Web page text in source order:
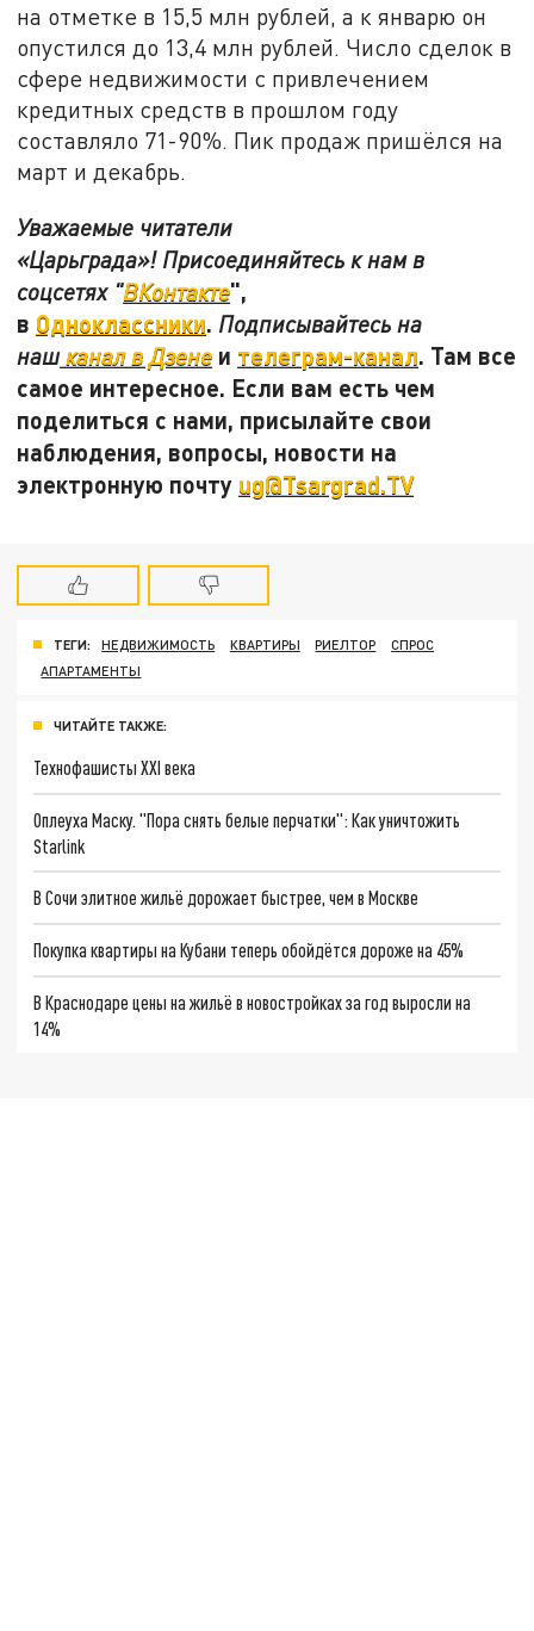
на отметке в 15,5 млн рублей, а к январю он
опустился до 13,4 млн рублей. Число сделок в
сфере недвижимости с привлечением
кредитных средств в прошлом году
составляло 71-90%. Пик продаж пришёлся на
март и декабрь.
Уважаемые читатели
«Царьграда»! Присоединяйтесь к нам в
соцсетях "ВКонтакте",
в Одноклассники. Подписывайтесь на
наш канал в Дзене и телеграм-канал. Там все
самое интересное. Если вам есть чем
поделиться с нами, присылайте свои
наблюдения, вопросы, новости на
электронную почту ug@Tsargrad.TV
ТЕГИ: НЕДВИЖИМОСТЬ КВАРТИРЫ РИЕЛТОР
СПРОС
АПАРТАМЕНТЫ
ЧИТАЙТЕ ТАКЖЕ:
Технофашисты XXI века
Оплеуха Маску. "Пора снять белые перчатки": Как уничтожить
Starlink
В Сочи элитное жильё дорожает быстрее, чем в Москве
Покупка квартиры на Кубани теперь обойдётся дороже на 45%
В Краснодаре цены на жильё в новостройках за год выросли на
14%